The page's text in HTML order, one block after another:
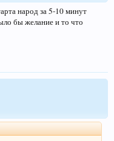
народ за 5-10 минут
бы желание и то что